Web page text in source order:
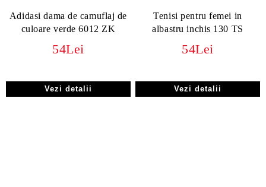
Adidasi dama de camuflaj de
culoare verde 6012 ZK
54Lei
Vezi detalii
Tenisi pentru femei in
albastru inchis 130 TS
54Lei
Vezi detalii